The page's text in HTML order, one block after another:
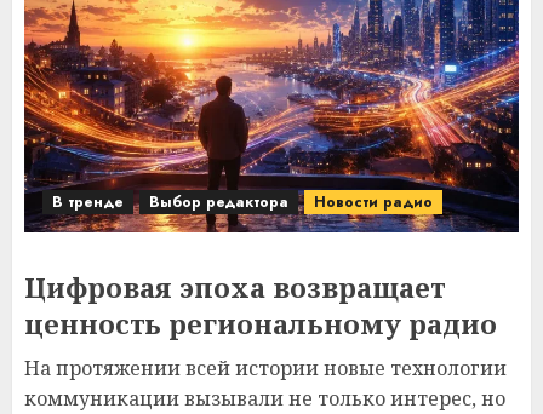
В тренде Выбор редактора Новости радио
Цифровая эпоха возвращает
ценность региональному радио
На протяжении всей истории новые технологии
коммуникации вызывали не только интерес, но